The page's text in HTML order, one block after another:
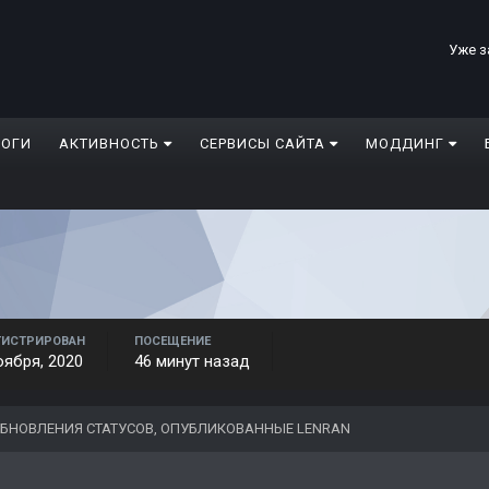
Уже
АКТИВНОСТЬ СЕРВИСЫ САЙТА МОДДИНГ
2020
ПОСЕЩЕНИЕ
46 минут назад
СТАТУСОВ, ОПУБЛИКОВАННЫЕ LENRAN